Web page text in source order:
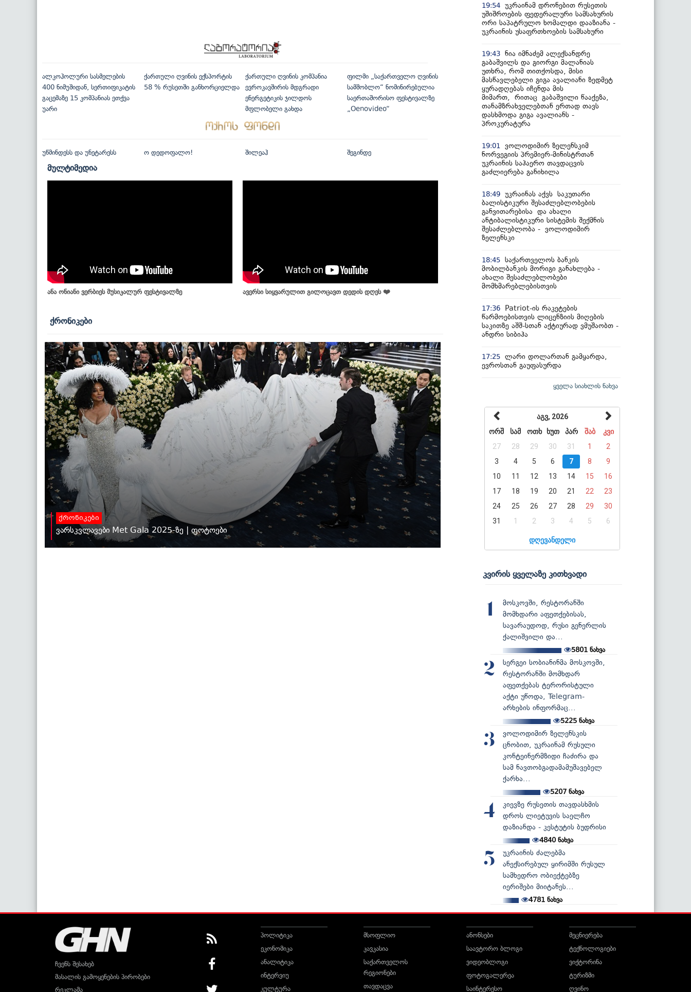
ალკოჰოლური სასმელების
400 ნიმუშიდან, სერთიფიკატის
გაცემაზე 15 კომპანიას ეთქვა
უარი
ქართული ღვინის ექსპორტის
58 % რუსეთში განხორციელდა
ქართული ღვინის კომპანია
ევროკავშირის მდგრადი
ენერგეტიკის ჯილდოს
მფლობელი გახდა
ფილმი „საქართველო ღვინის
სამშობლო“ ნომინირებულია
საერთაშორისო ფესტივალზე
„Oenovideo“
უწმინდესს და უნეტარესს ო დედოფალო! შილეაჰ შეგინდე
მულტიმედია
ანა ონიანი ვერბიეს მუსიკალურ ფესტივალზე ავერსი სიყვარულით გილოცავთ დედის დღეს ❤️
ქრონიკები
ქრონიკები
ვარსკვლავები Met Gala 2025-ზე | ფოტოები
19:54 უკრაინამ დრონებით რუსეთის
უშიშროების ფედერალური სამსახურის
ორი საპატრულო ხომალდი დააზიანა -
უკრაინის უსაფრთხოების სამსახური
19:43 ნია იმნაძემ ალექსანდრე
გაბაშვილს და გიორგი მალანიას
უთხრა, რომ თითქოსდა, მისი
მასწავლებელი გიგა ავალიანი ზედმეტ
ყურადღებას იჩენდა მის
მიმართ, რითაც გაბაშვილი წააქეზა,
თანამზრახველებთან ერთად თავს
დასხმოდა გიგა ავალიანს -
პროკურატურა
19:01
ვოლოდიმირ ზელენსკიმ
ნორვეგიის პრემიერ-მინისტრთან
უკრაინის საჰაერო თავდაცვის
გაძლიერება განიხილა
18:49 უკრაინას აქვს საკუთარი
ბალისტიკური შესაძლებლობების
განვითარებისა და ახალი
ანტიბალისტიკური სისტემის შექმნის
შესაძლებლობა - ვოლოდიმირ
ზელენსკი
18:45 საქართველოს ბანკის
მობილბანკის მორიგი განახლება -
ახალი შესაძლებლობები
მომხმარებლებისთვის
17:36
Patriot-ის რაკეტების
წარმოებისთვის ლიცენზიის მიღების
საკითზე აშშ-სთან აქტიურად ვმუშაობთ -
ანდრი სიბიჰა
17:25 ლარი დოლართან გამყარდა,
ევროსთან გაუფასურდა
ყველა სიახლის ნახვა
აგვ, 2026
ორშ
სამ ოთხ ხუთ პარ შაბ
კვი
27
28 29 30 31 1
2
3
4 5 6 7 8
9
10
11 12 13 14 15
16
17
18 19 20 21 22
23
24
25 26 27 28 29
30
31
1 2 3 4 5 6
დღევანდელი
კვირის ყველაზე კითხვადი
1
მოსკოვში, რესტორანში
მომხდარი აფეთქებისას,
სავარაუდოდ, რუსი გენერლის
ქალიშვილი და...
5801 ნახვა
2
სერგეი სობიანინმა მოსკოვში,
რესტორანში მომხდარ
აფეთქებას ტერორისტული
აქტი უწოდა, Telegram-
არხების ინფორმაც...
5225 ნახვა
3
ვოლოდიმირ ზელენსკის
ცნობით, უკრაინამ რუსული
კონტეინერმზიდი ჩაძირა და
სამ ნავთობგადამამუშავებელ
ქარხა...
5207ნახვა
4
კიევზე რუსეთის თავდასხმის
დროს ლიეტუვის საელჩო
დაზიანდა - კესტუტის ბუდრისი
4840ნახვა
5
უკრაინის ძალებმა
ანექსირებულ ყირიმში რუსულ
სამხედრო ობიექტებზე
იერიშები მიიტანეს...
4781 ნახვა
ჩვენს შესახებ
მასალის გამოყენების პირობები
რეკლამა
პოლიტიკა
ეკონომიკა
ანალიტიკა
ინტერვიუ
კულტურა
მსოფლიო
კავკასია
საქართველოს
რეგიონები
თავდაცვა
ანონსები
საავტორო ბლოგი
ვიდეობლოგი
ფოტოგალერეა
საინტერესო
მეცნიერება
ტექნოლოგიები
ვიქტორინა
ტურიზმი
ღვინო